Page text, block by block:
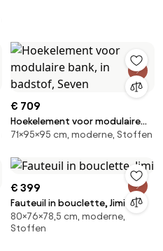
€ 709
Hoekelement voor modulaire
bank, in badstof, Seven
71×95×95 cm, moderne, Stoffen
€ 399
Fauteuil in bouclette, Jimi
80×76×78,5 cm, moderne,
Stoffen